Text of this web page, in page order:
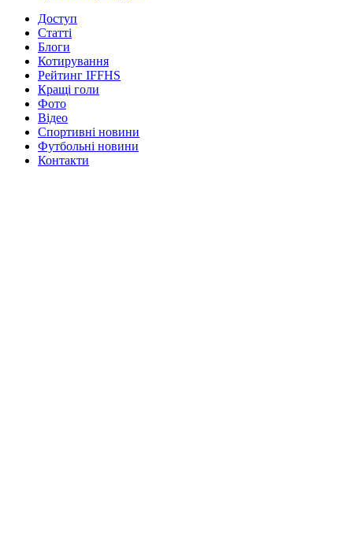
Доступ
Статті
Блоги
Котирування
Рейтинг IFFHS
Кращі голи
Фото
Відео
Спортивні новини
Футбольні новини
Контакти